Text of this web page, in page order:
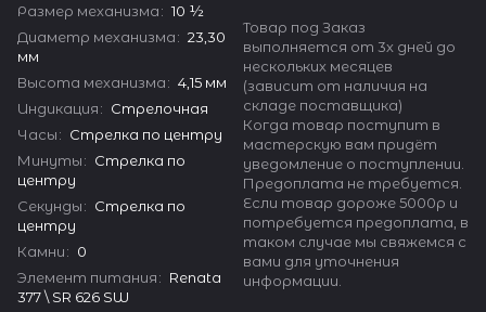
Размер механизма: 10 ½
Диаметр механизма: 23,30
мм
Высота механизма: 4,15 мм
Индикация: Стрелочная
Часы: Стрелка по центру
Минуты: Стрелка по
центру
Секунды: Стрелка по
центру
Камни: 0
Элемент питания: Renata
377 \ SR 626 SW
Товар под Заказ
выполняется от 3х дней до
нескольких месяцев
(зависит от наличия на
складе поставщика)
Когда товар поступит в
мастерскую вам придёт
уведомление о поступлении.
Предоплата не требуется.
Если товар дороже 5000р и
потребуется предоплата, в
таком случае мы свяжемся с
вами для уточнения
информации.